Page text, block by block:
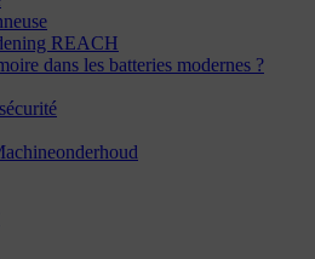
REACH
dans les batteries modernes ?